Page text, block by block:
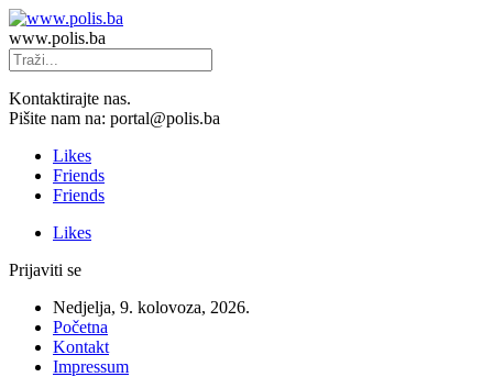
www.polis.ba
Kontaktirajte nas.
Pišite nam na: portal@polis.ba
Likes
Friends
Friends
Likes
Prijaviti se
Nedjelja, 9. kolovoza, 2026.
Početna
Kontakt
Impressum